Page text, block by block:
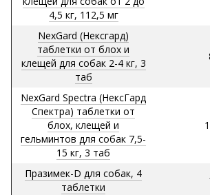
4,5 кг, 112,5 мг
NexGard (Нексгард)
таблетки от блох и
клещей для собак 2-4 кг, 3
таб
NexGard Spectra (НексГард
Спектра) таблетки от
блох, клещей и
гельминтов для собак 7,5-
15 кг, 3 таб
Празимек-D для собак, 4
таблетки